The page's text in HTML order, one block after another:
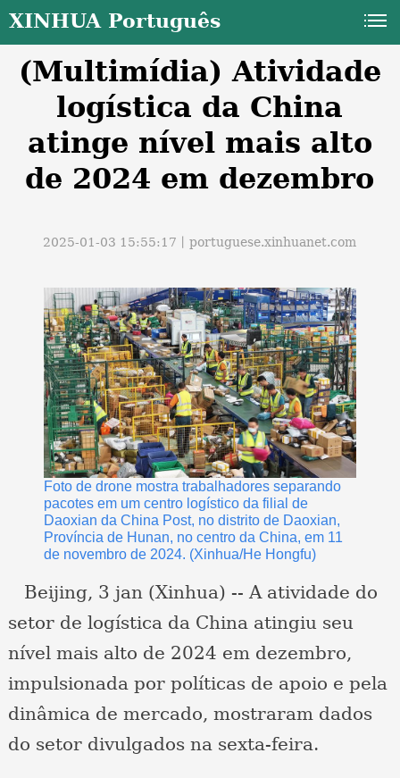
XINHUA Português
(Multimídia) Atividade
logística da China
atinge nível mais alto
de 2024 em dezembro
2025-01-03 15:55:17丨portuguese.xinhuanet.com
Foto de drone mostra trabalhadores separando
pacotes em um centro logístico da filial de
Daoxian da China Post, no distrito de Daoxian,
Província de Hunan, no centro da China, em 11
de novembro de 2024. (Xinhua/He Hongfu)
Beijing, 3 jan (Xinhua) -- A atividade do
setor de logística da China atingiu seu
nível mais alto de 2024 em dezembro,
impulsionada por políticas de apoio e pela
dinâmica de mercado, mostraram dados
do setor divulgados na sexta-feira.